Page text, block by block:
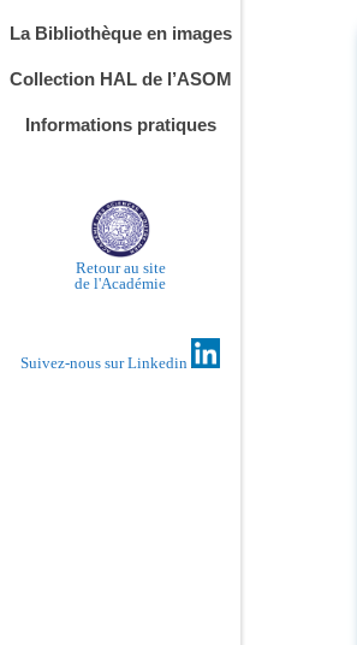
La Bibliothèque en images
Collection HAL de l’ASOM
Informations pratiques
Retour au site
de l'Académie
Suivez-nous sur Linkedin